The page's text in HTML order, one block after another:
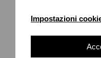
Impostazioni
E tu, cosa significa
finanziaria? Un
percorso di libertà